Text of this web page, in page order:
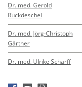
Dr. med. Gerold
Ruckdeschel
Dr. med. Jörg-Christoph
Gärtner
Dr. med. Ulrike Scharff